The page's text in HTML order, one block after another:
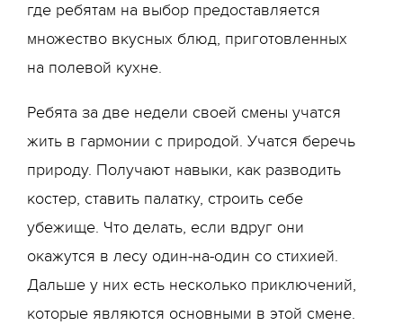
где ребятам на выбор предоставляется
множество вкусных блюд, приготовленных
на полевой кухне.
Ребята за две недели своей смены учатся
жить в гармонии с природой. Учатся беречь
природу. Получают навыки, как разводить
костер, ставить палатку, строить себе
убежище. Что делать, если вдруг они
окажутся в лесу один-на-один со стихией.
Дальше у них есть несколько приключений,
которые являются основными в этой смене.